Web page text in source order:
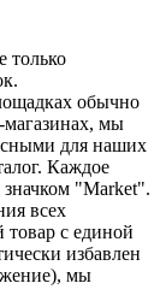
только
обычно
магазинах, мы
для наших
Каждое
значком "Market".
всех
с единой
избавлен
мы